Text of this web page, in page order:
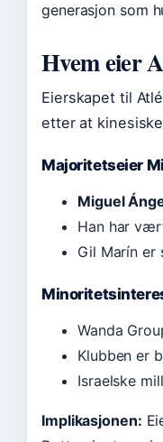
generasjon som
Hvem eier
Eierskapet til
etter at
Majoritetseier
Miguel
Han har
Gil Marín er
Wanda
Klubben er
Israelske
Implikasjonen: